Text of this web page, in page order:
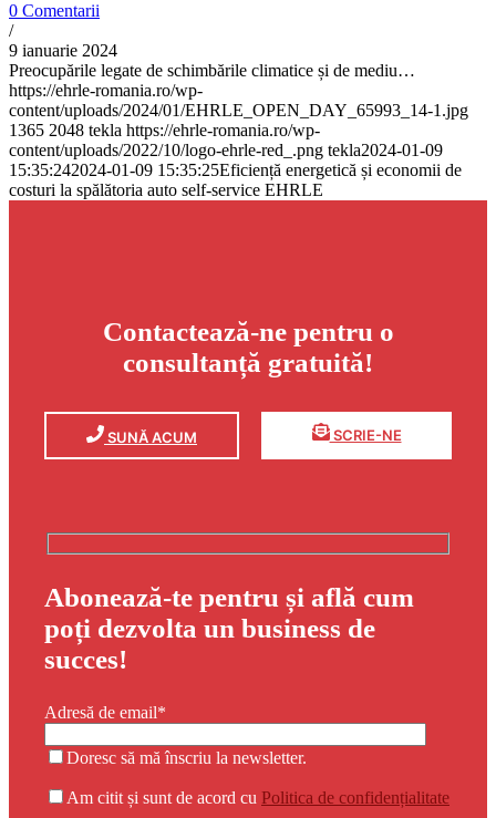
0 Comentarii
/
9 ianuarie 2024
Preocupările legate de schimbările climatice și de mediu…
https://ehrle-romania.ro/wp-
content/uploads/2024/01/EHRLE_OPEN_DAY_65993_14-1.jpg
1365 2048 tekla https://ehrle-romania.ro/wp-
content/uploads/2022/10/logo-ehrle-red_.png tekla2024-01-09
15:35:242024-01-09 15:35:25Eficiență energetică și economii de
costuri la spălătoria auto self-service EHRLE
Contactează-ne pentru o
consultanță gratuită!
SUNĂ ACUM SCRIE-NE
Abonează-te pentru și află cum
poți dezvolta un business de
succes!
Adresă de email*
Doresc să mă înscriu la newsletter.
Am citit și sunt de acord cu Politica de confidențialitate